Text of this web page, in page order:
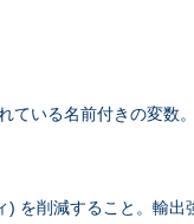
いる名前付きの変数
を削減すること。輸